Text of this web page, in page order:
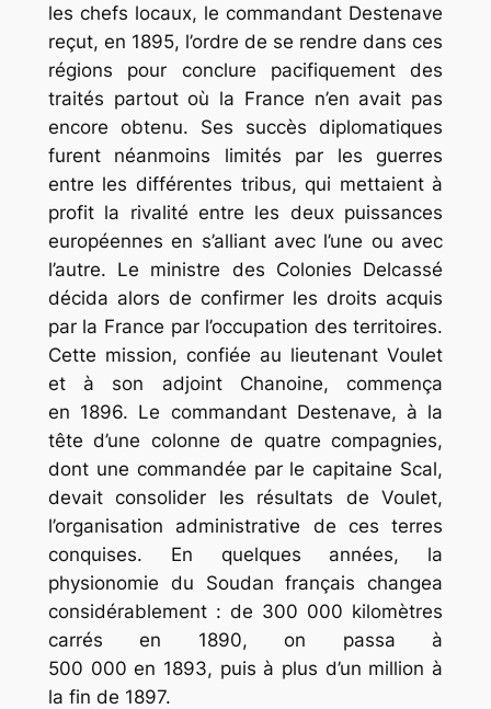
les chefs locaux, le commandant Destenave
reçut, en 1895, l’ordre de se rendre dans ces
régions pour conclure pacifiquement des
traités partout où la France n’en avait pas
encore obtenu. Ses succès diplomatiques
furent néanmoins limités par les guerres
entre les différentes tribus, qui mettaient à
profit la rivalité entre les deux puissances
européennes en s’alliant avec l’une ou avec
l’autre. Le ministre des Colonies Delcassé
décida alors de confirmer les droits acquis
par la France par l’occupation des territoires.
Cette mission, confiée au lieutenant Voulet
et à son adjoint Chanoine, commença
en 1896. Le commandant Destenave, à la
tête d’une colonne de quatre compagnies,
dont une commandée par le capitaine Scal,
devait consolider les résultats de Voulet,
l’organisation administrative de ces terres
conquises. En quelques années, la
physionomie du Soudan français changea
considérablement : de 300 000 kilomètres
carrés en 1890, on passa à
500 000 en 1893, puis à plus d’un million à
la fin de 1897.